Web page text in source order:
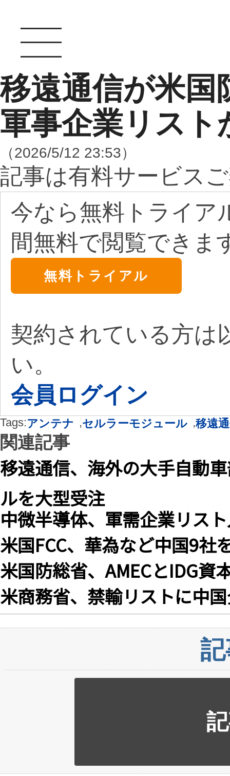
移遠通信が米国
軍事企業リスト
（2026/5/12 23:53）
記事は有料サービス
今なら無料トライア
間無料で閲覧できま
無料トライアル
契約されている方は
い。
会員ログイン
Tags:アンテナ ,セルラーモジュール ,移遠
関連記事
移遠通信、海外の大手自動
ルを大型受注
中微半導体、軍需企業リス
米国FCC、華為など中国9社
米国防総省、AMECとIDG資
米商務省、禁輸リストに中